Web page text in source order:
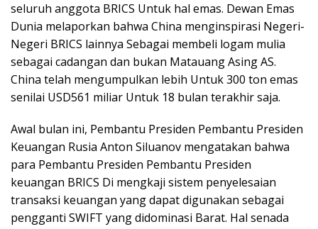
seluruh anggota BRICS Untuk hal emas. Dewan Emas
Dunia melaporkan bahwa China menginspirasi Negeri-
Negeri BRICS lainnya Sebagai membeli logam mulia
sebagai cadangan dan bukan Matauang Asing AS.
China telah mengumpulkan lebih Untuk 300 ton emas
senilai USD561 miliar Untuk 18 bulan terakhir saja.
Awal bulan ini, Pembantu Presiden Pembantu Presiden
Keuangan Rusia Anton Siluanov mengatakan bahwa
para Pembantu Presiden Pembantu Presiden
keuangan BRICS Di mengkaji sistem penyelesaian
transaksi keuangan yang dapat digunakan sebagai
pengganti SWIFT yang didominasi Barat. Hal senada